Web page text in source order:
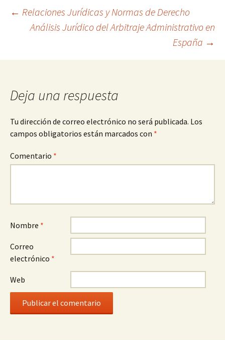
Navegación
← Relaciones Jurídicas y Normas de Derecho
Análisis Jurídico del Arbitraje Administrativo en
España →
Deja una respuesta
Tu dirección de correo electrónico no será publicada. Los
campos obligatorios están marcados con *
Comentario *
Nombre *
Correo
electrónico *
Web